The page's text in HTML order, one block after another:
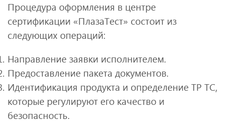
Процедура оформления в центре
сертификации «ПлазаТест» состоит из
следующих операций:
Направление заявки исполнителем.
Предоставление пакета документов.
Идентификация продукта и определение ТР ТС,
которые регулируют его качество и
безопасность.